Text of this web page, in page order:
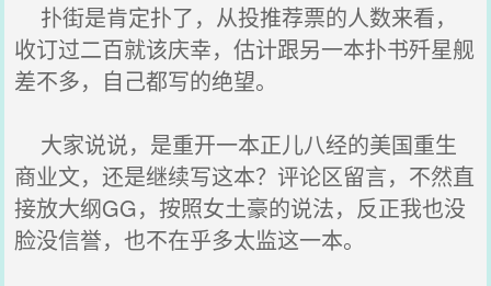
扑街是肯定扑了，从投推荐票的人数来看，
收订过二百就该庆幸，估计跟另一本扑书歼星舰
差不多，自己都写的绝望。
大家说说，是重开一本正儿八经的美国重生
商业文，还是继续写这本？评论区留言，不然直
接放大纲GG，按照女土豪的说法，反正我也没
脸没信誉，也不在乎多太监这一本。